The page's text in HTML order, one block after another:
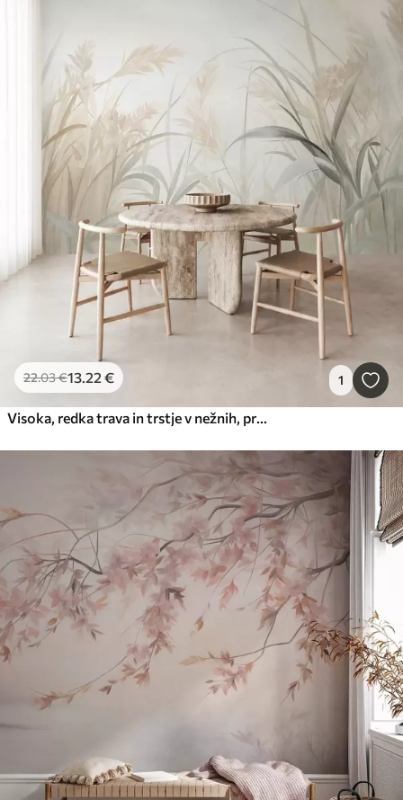
22.03€13.22 € 1
Visoka, redka trava in trstje v nežnih, pridušenih odtenkih bež, smetane in zelene barve, z izrazito teksturo